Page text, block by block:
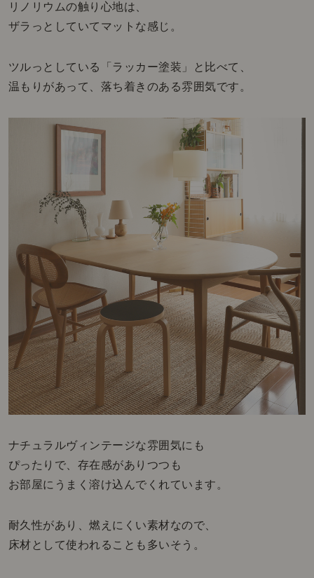
リノリウムの触り心地は、
ザラっとしていてマットな感じ。
ツルっとしている「ラッカー塗装」と比べて、
温もりがあって、落ち着きのある雰囲気です。
ナチュラルヴィンテージな雰囲気にも
ぴったりで、存在感がありつつも
お部屋にうまく溶け込んでくれています。
耐久性があり、燃えにくい素材なので、
床材として使われることも多いそう。